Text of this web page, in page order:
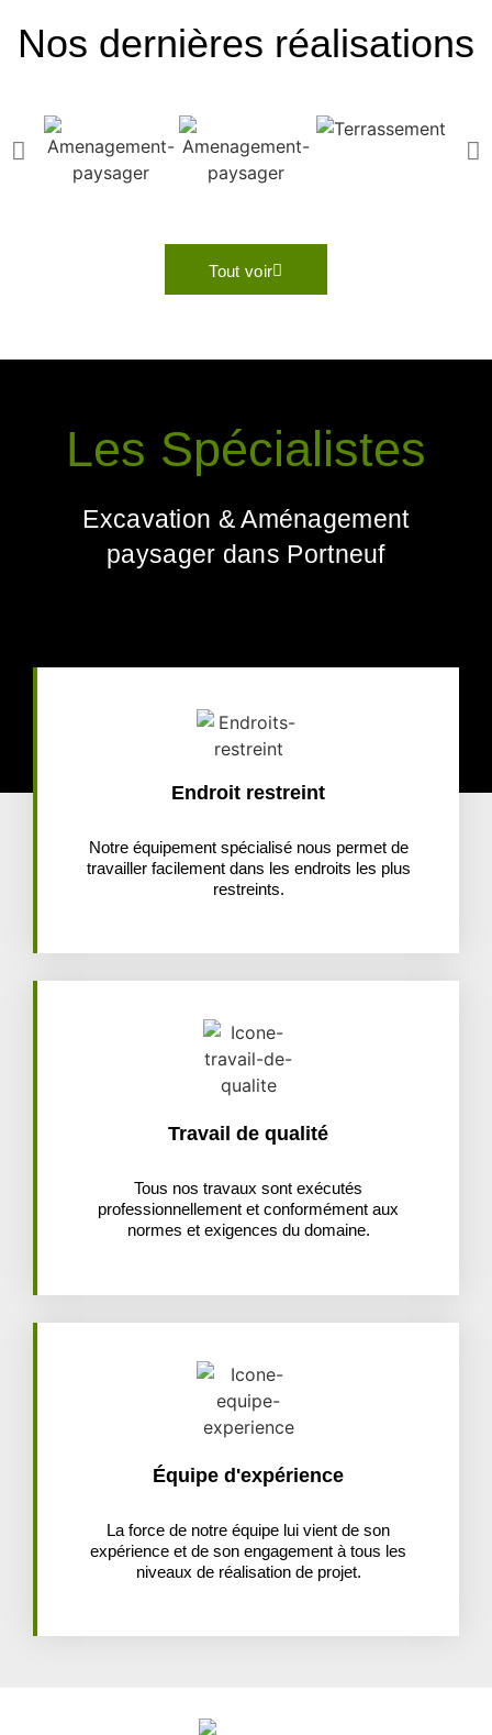
Nos dernières réalisations
Tout voir
Les Spécialistes
Excavation & Aménagement
paysager dans Portneuf
Endroit restreint
Notre équipement spécialisé nous permet de
travailler facilement dans les endroits les plus
restreints.
Travail de qualité
Tous nos travaux sont exécutés
professionnellement et conformément aux
normes et exigences du domaine.
Équipe d'expérience
La force de notre équipe lui vient de son
expérience et de son engagement à tous les
niveaux de réalisation de projet.